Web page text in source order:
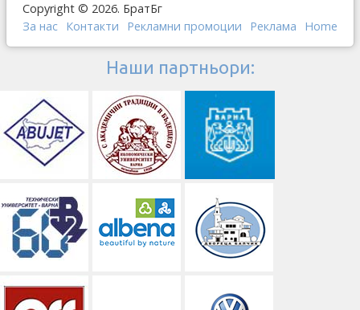
Copyright © 2026. БратБг
За нас Контакти Рекламни промоции Реклама Home
Наши партньори: